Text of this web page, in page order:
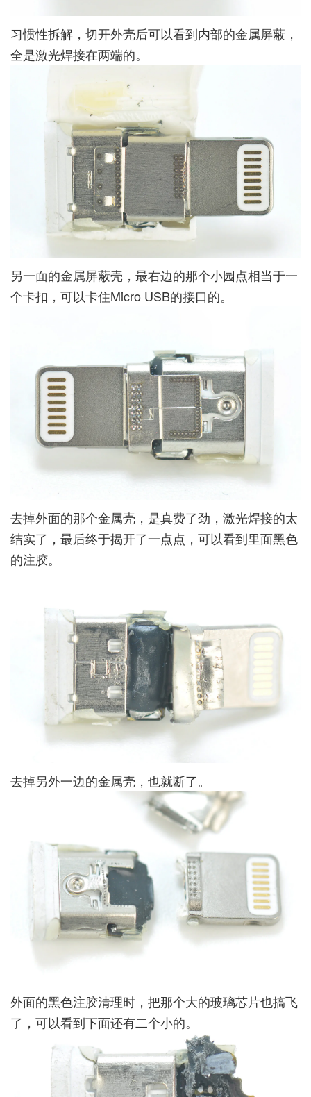
习惯性拆解，切开外壳后可以看到内部的金属屏蔽，
全是激光焊接在两端的。
另一面的金属屏蔽壳，最右边的那个小园点相当于一
个卡扣，可以卡住Micro USB的接口的。
去掉外面的那个金属壳，是真费了劲，激光焊接的太
结实了，最后终于揭开了一点点，可以看到里面黑色
的注胶。
去掉另外一边的金属壳，也就断了。
外面的黑色注胶清理时，把那个大的玻璃芯片也搞飞
了，可以看到下面还有二个小的。